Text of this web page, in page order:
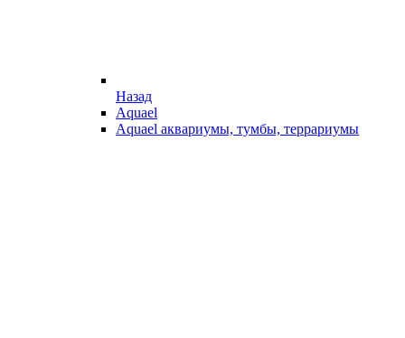
Назад
Aquael
Aquael аквариумы, тумбы, террариумы